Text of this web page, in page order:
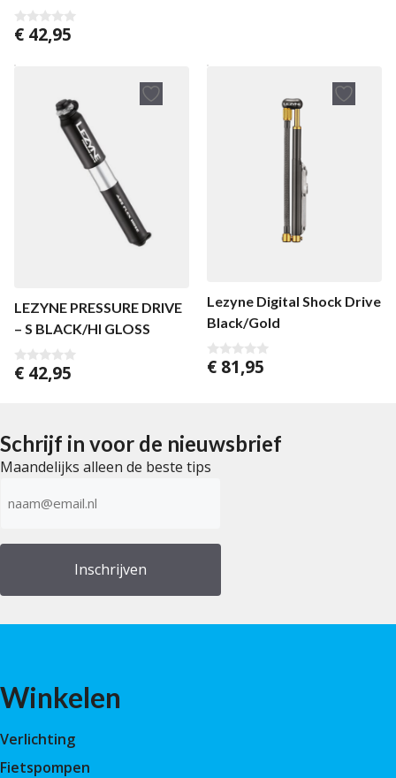
0
v
n
€ 42,95
LEZYNE PRESSURE DRIVE
– S BLACK/HI GLOSS
0
v
€ 42,95
Lezyne Digital Shock Drive
Black/Gold
0
€ 81,95
Schrijf in voor de nieuwsbrief
Maandelijks alleen de beste tips
mailadres
Winkelen
Verlichting
Fietspompen